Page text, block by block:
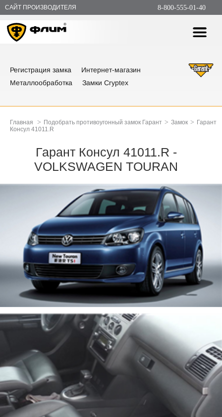
САЙТ ПРОИЗВОДИТЕЛЯ 8-800-555-01-40
Регистрация замка
Интернет-магазин
Металлообработка
Замки Cryptex
Главная > Подобрать противоугонный замок Гарант > Замок > Гарант
Консул 41011.R
Гарант Консул 41011.R -
VOLKSWAGEN TOURAN